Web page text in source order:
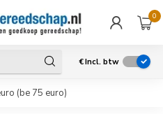
0
€Incl. btw
(be 75 euro)